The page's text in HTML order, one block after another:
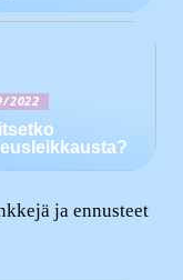
2022
ja ennusteet